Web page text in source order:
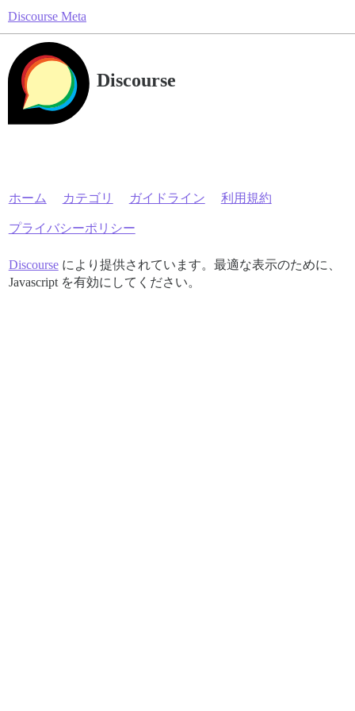
Discourse Meta
Discourse
ホーム カテゴリ ガイドライン 利用規約
プライバシーポリシー
Discourseにより提供されています。最適な表示のために、
Javascript を有効にしてください。